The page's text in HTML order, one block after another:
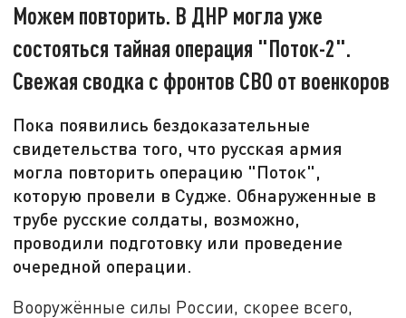
Можем повторить. В ДНР могла уже
состояться тайная операция "Поток-2".
Свежая сводка с фронтов СВО от военкоров
Пока появились бездоказательные
свидетельства того, что русская армия
могла повторить операцию "Поток",
которую провели в Судже. Обнаруженные в
трубе русские солдаты, возможно,
проводили подготовку или проведение
очередной операции.
Вооружённые силы России, скорее всего,